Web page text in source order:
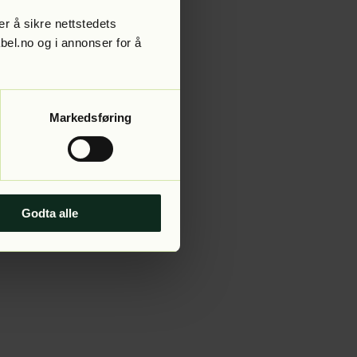
å sikre nettstedets
og i annonser for å
Markedsføring
Godta alle